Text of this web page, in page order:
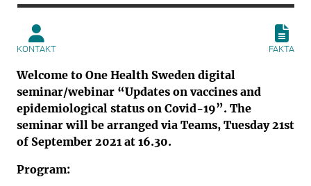
KONTAKT FAKTA
Welcome to One Health Sweden digital
seminar/webinar “Updates on vaccines and
epidemiological status on Covid-19”. The
seminar will be arranged via Teams, Tuesday 21st
of September 2021 at 16.30.
Program: